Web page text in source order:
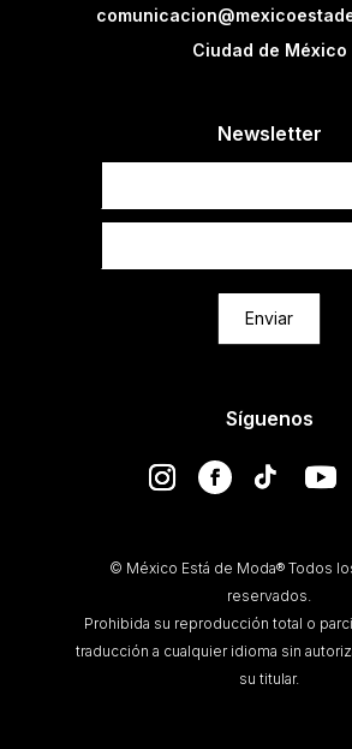
Ciudad de México
Newsletter
Enviar
Síguenos
© México Está de Moda® Todos
reservados.
Prohibida su reproducción total o
traducción a cualquier idioma sin
su titular.